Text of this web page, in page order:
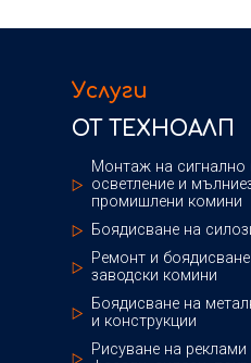
Услуги
ОТ ТЕХНОАЛП
Монтаж на сигнално
осветление и
промишлени комини
Боядисване на
Ремонт и
заводски комини
Боядисване на
и конструкции
Рисуване на реклами